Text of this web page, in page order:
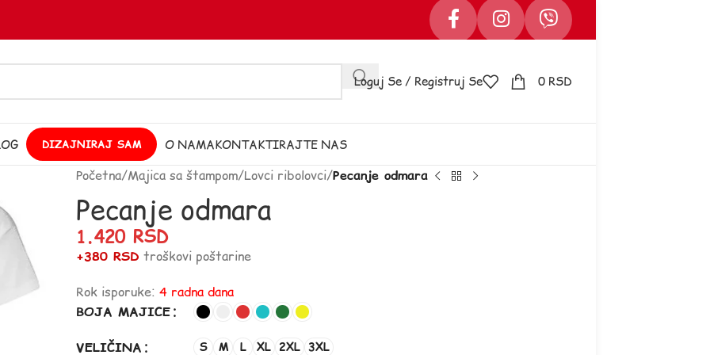
Loguj Se / Registruj Se 0 RSD
DIZAJNIRAJ SAM O NAMAKONTAKTIRAJTE NAS
Početna/Majica sa štampom/Lovci ribolovci/Pecanje odmara
Pecanje odmara
1.420 RSD
+380 RSD troškovi poštarine
Rok isporuke: 4 radna dana
BOJA MAJICE
VELIČINA S M L XL 2XL 3XL